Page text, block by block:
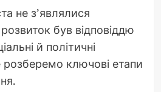
не з’являлися
був відповіддю
й політичні
ключові етапи